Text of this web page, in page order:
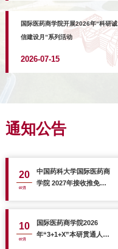
国际医药商学院开展2026年“科研诚
信建设月”系列活动
2026-07-15
通知公告
20
07月
中国药科大学国际医药商
学院 2027年接收推免生
10
07月
国际医药商学院2026
年“3+1+X”本研贯通人才